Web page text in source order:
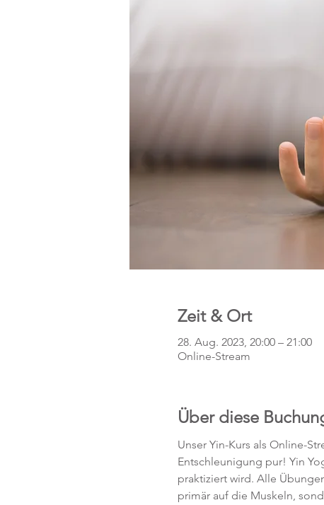
Zeit & Ort
28. Aug. 2023, 20:00 – 21:00
Online-Stream
Über diese
Unser Yin-Kurs als Online-
Entschleunigung pur! Yin
praktiziert wird. Alle
primär auf die Muskeln,